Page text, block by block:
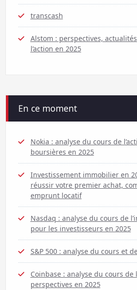
transcash
Alstom : perspectives,
l’action en 2025
En ce moment
Nokia : analyse du cours de
boursières en 2025
Investissement immobilier en
réussir votre premier achat,
emprunt locatif
Nasdaq : analyse du cours de
pour les investisseurs en 2025
S&P 500 : analyse du cours et
Coinbase : analyse du cours de
perspectives en 2025